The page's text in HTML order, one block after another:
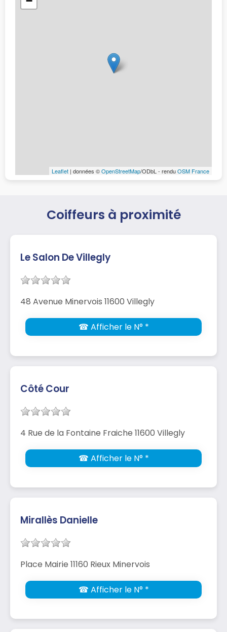
Leaflet | données ©OpenStreetMap/ODbL - renduOSM France
Coiffeurs à proximité
Le Salon De Villegly
48 Avenue Minervois 11600 Villegly
☎ Afficher le N° *
Côté Cour
4 Rue de la Fontaine Fraiche 11600 Villegly
☎ Afficher le N° *
Mirallès Danielle
Place Mairie 11160 Rieux Minervois
☎ Afficher le N° *